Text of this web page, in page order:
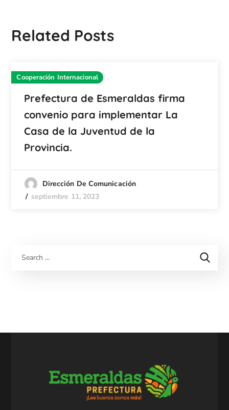
Related Posts
Cooperación Internacional
Prefectura de Esmeraldas firma
convenio para implementar La
Casa de la Juventud de la
Provincia.
Dirección De Comunicación
septiembre 11, 2023